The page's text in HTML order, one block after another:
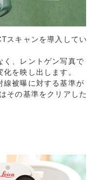
スキャンを導入してい
く、レントゲン写真で
を映し出します。
線被曝に対する基準が
その基準をクリアした